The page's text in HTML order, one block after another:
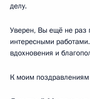
делу.
Уверен, Вы ещё не раз
интересными
вдохновения и
К моим поздравлениям